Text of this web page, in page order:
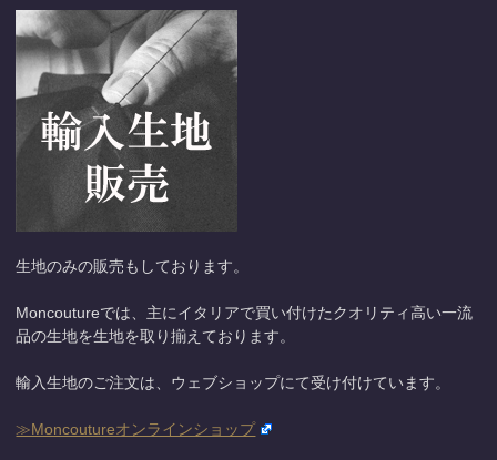
生地のみの販売もしております。
Moncoutureでは、主にイタリアで買い付けたクオリティ高い一流
品の生地を生地を取り揃えております。
輸入生地のご注文は、ウェブショップにて受け付けています。
≫Moncoutureオンラインショップ